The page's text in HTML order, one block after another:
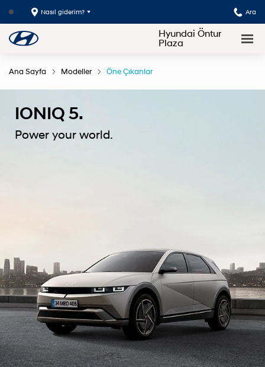
Nasıl giderim? Ara
Hyundai Öntur
Plaza
Ana Sayfa Modeller Öne Çıkanlar
IONIQ 5.
Power your world.